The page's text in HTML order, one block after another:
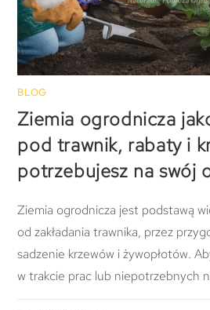
BLOG
Ziemia ogrodnicza
pod trawnik, rabaty i
potrzebujesz na swój
Ziemia ogrodnicza jest podstawą
od zakładania trawnika, przez
sadzenie krzewów i żywopłotów.
w trakcie prac lub niepotrzebnych